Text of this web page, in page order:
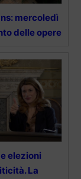
mercoledì
delle opere
elezioni
La